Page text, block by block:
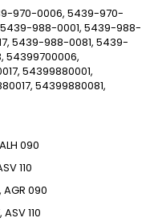
970-0006, 5439-970-
5439-988-0001, 5439-988-
5439-988-0081, 5439-
54399700006,
54399880001,
54399880081,
090
110
AGR 090
ASV110